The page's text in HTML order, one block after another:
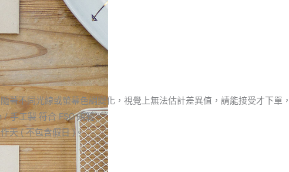
著不同光線或螢幕色調變化，視覺上無法估計差異值，請能接受才下單
手工製 符合 FSC 規範。
天 ( 不包含假日 )。